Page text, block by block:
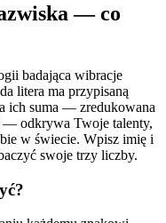
— co
badająca wibracje
litera ma przypisaną
ich suma — zredukowana
odkrywa Twoje talenty,
w świecie. Wpisz imię i
swoje trzy liczby.